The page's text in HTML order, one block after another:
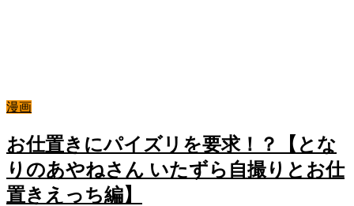
漫画
お仕置きにパイズリを要求！？【とな
りのあやねさん いたずら自撮りとお仕
置きえっち編】